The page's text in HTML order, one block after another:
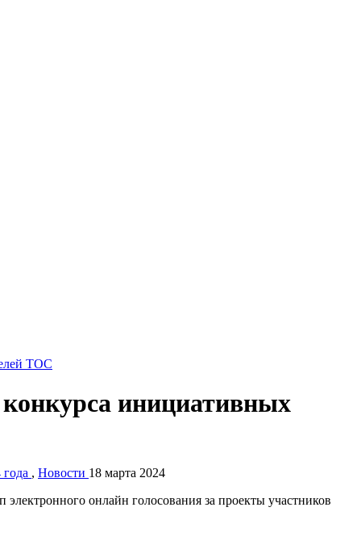
конкурса инициативных
, Новости 18 марта 2024
онлайн голосования за проекты участников